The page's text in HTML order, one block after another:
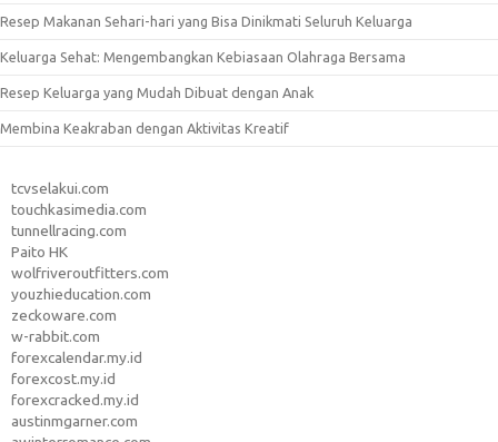
Resep Makanan Sehari-hari yang Bisa Dinikmati Seluruh Keluarga
Keluarga Sehat: Mengembangkan Kebiasaan Olahraga Bersama
Resep Keluarga yang Mudah Dibuat dengan Anak
Membina Keakraban dengan Aktivitas Kreatif
tcvselakui.com
touchkasimedia.com
tunnellracing.com
Paito HK
wolfriveroutfitters.com
youzhieducation.com
zeckoware.com
w-rabbit.com
forexcalendar.my.id
forexcost.my.id
forexcracked.my.id
austinmgarner.com